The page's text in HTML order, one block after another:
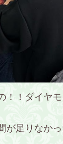
！！ダイヤ
が足りなか